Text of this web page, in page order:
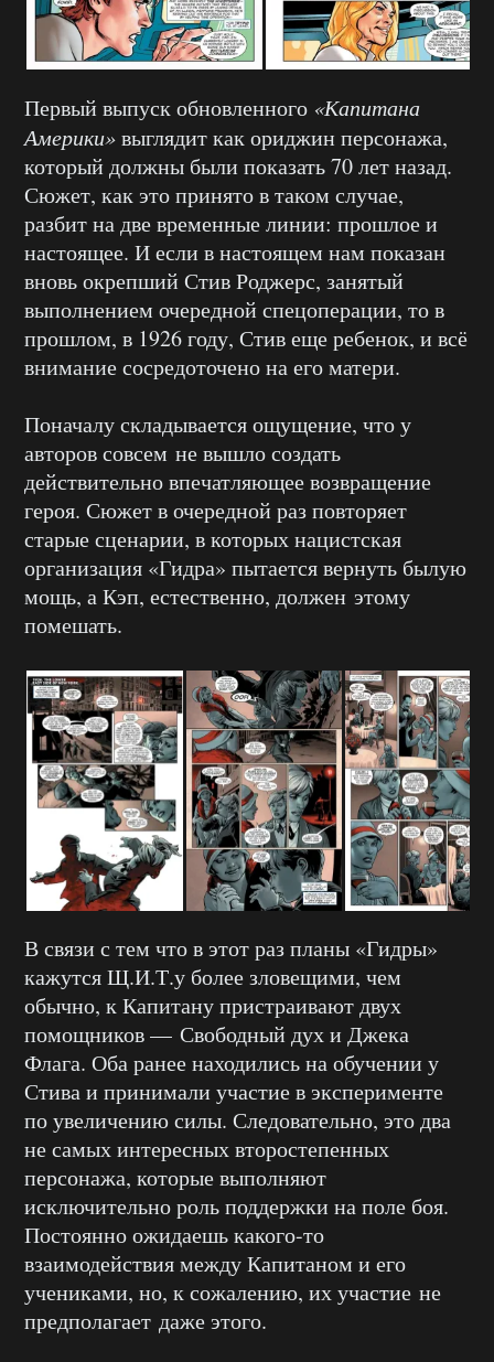
Первый выпуск обновленного «Капитана
Америки»выглядит как ориджин персонажа,
который должны были показать 70 лет назад.
Сюжет, как это принято в таком случае,
разбит на две временные линии: прошлое и
настоящее. И если в настоящем нам показан
вновь окрепший Стив Роджерс, занятый
выполнением очередной спецоперации, то в
прошлом, в 1926 году, Стив еще ребенок, и всё
внимание сосредоточено на его матери.
Поначалу складывается ощущение, что у
авторов совсем не вышло создать
действительно впечатляющее возвращение
героя. Сюжет в очередной раз повторяет
старые сценарии, в которых нацистская
организация «Гидра» пытается вернуть былую
мощь, а Кэп, естественно, должен этому
помешать.
В связи с тем что в этот раз планы «Гидры»
кажутся Щ.И.Т.у более зловещими, чем
обычно, к Капитану пристраивают двух
помощников — Свободный дух и Джека
Флага. Оба ранее находились на обучении у
Стива и принимали участие в эксперименте
по увеличению силы. Следовательно, это два
не самых интересных второстепенных
персонажа, которые выполняют
исключительно роль поддержки на поле боя.
Постоянно ожидаешь какого-то
взаимодействия между Капитаном и его
учениками, но, к сожалению, их участие не
предполагает даже этого.